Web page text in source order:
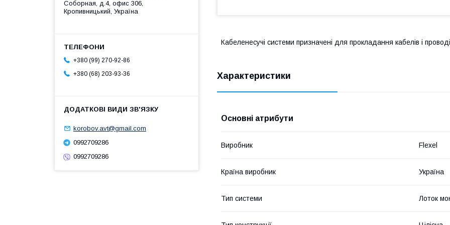
Кабеленесучі системи призначені для прокладання кабелів і
Характеристики
Основні атрибути
Виробник Flexel
Країна виробник Україна
Тип системи Лоток
Соборная, д.4, офис 306,
Кропивницький, Україна
+380 (99) 270-92-86
+380 (68) 203-93-36
korobov.avt@gmail.com
0992709286
0992709286